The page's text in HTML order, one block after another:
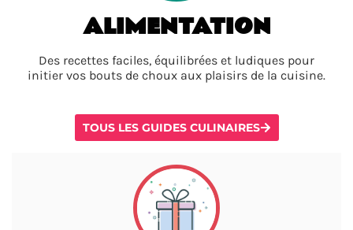
ALIMENTATION
Des recettes faciles, équilibrées et ludiques pour
initier vos bouts de choux aux plaisirs de la cuisine.
TOUS LES GUIDES CULINAIRES